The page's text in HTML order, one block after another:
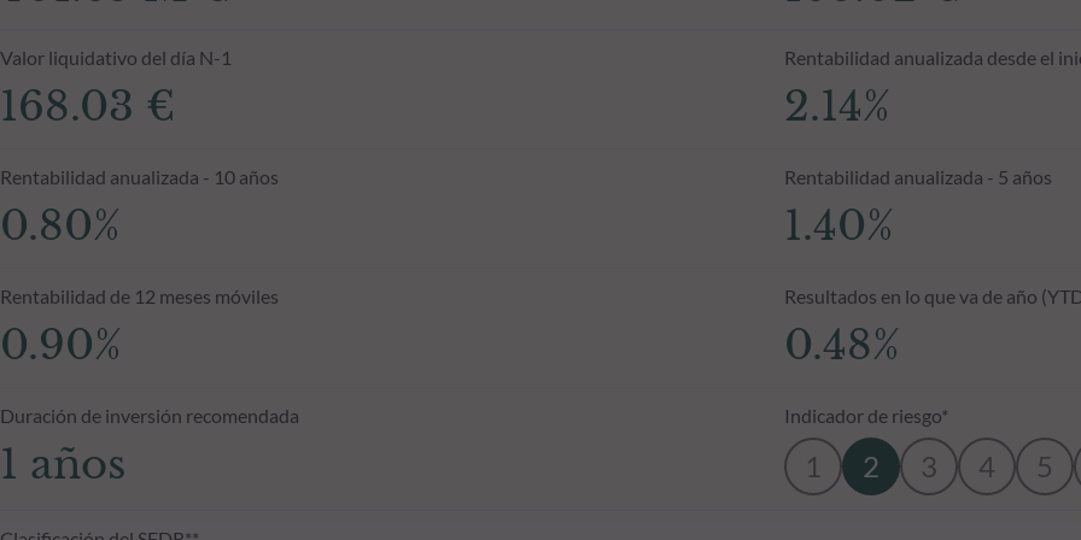
Valor liquidativo del día N-1
168.03 €
Rentabilidad anualizada desde el
2.14%
Rentabilidad anualizada - 10 años
0.80%
Rentabilidad anualizada - 5 años
1.40%
Rentabilidad de 12 meses móviles
0.90%
Resultados en lo que va de año
0.48%
Duración de inversión recomendada
1 años
Indicador de riesgo*
1 2 3 4 5